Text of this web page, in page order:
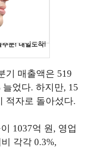
기 매출액은 519
었다. 하지만, 15
적자로 돌아섰다.
1037억 원, 영업
각각 0.3%,